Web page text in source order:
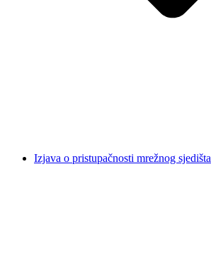
Izjava o pristupačnosti mrežnog sjedišta